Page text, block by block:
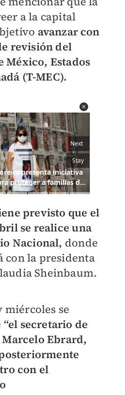
a la capital
avanzar con
revisión del
México, Estados
(T-MEC).
previsto que el
se realice una
Nacional, donde
con la presidenta
Sheinbaum.
miércoles se
“el secretario de
Ebrard,
con el